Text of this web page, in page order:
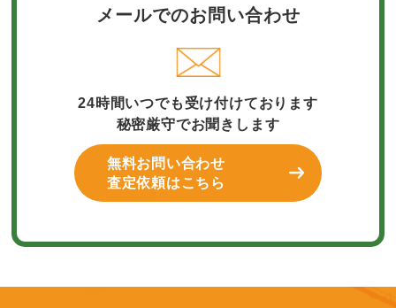
メールでのお問い合わせ
24時間いつでも受け付けております
秘密厳守でお聞きします
無料お問い合わせ
査定依頼はこちら